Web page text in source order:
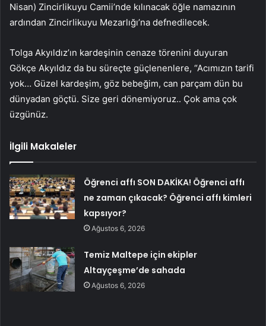
Nisan) Zincirlikuyu Camii’nde kılınacak öğle namazının
ardından Zincirlikuyu Mezarlığı’na defnedilecek.
Tolga Akyıldız’ın kardeşinin cenaze törenini duyuran
Gökçe Akyıldız da bu süreçte güçlenenlere, “Acımızın tarifi
yok… Güzel kardeşim, göz bebeğim, can parçam dün bu
dünyadan göçtü. Size geri dönemiyoruz.. Çok ama çok
üzgünüz.
İlgili Makaleler
Öğrenci affı SON DAKİKA! Öğrenci affı
ne zaman çıkacak? Öğrenci affı kimleri
kapsıyor?
Ağustos 6, 2026
Temiz Maltepe için ekipler
Altayçeşme’de sahada
Ağustos 6, 2026